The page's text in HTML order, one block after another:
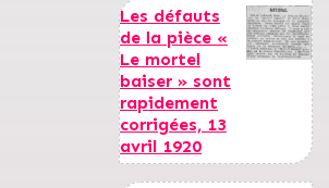
Les défauts
de la pièce «
Le mortel
baiser » sont
rapidement
corrigées, 13
avril 1920